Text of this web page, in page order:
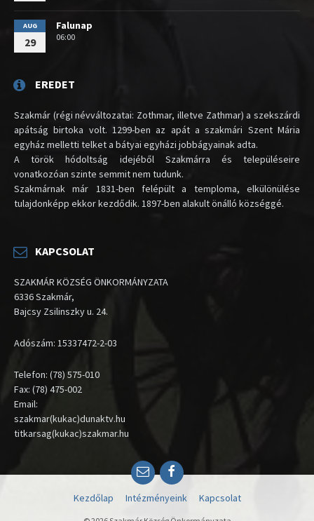
AUG
29
Falunap
06:00
EREDET
Szakmár (régi névváltozatai: Zothmar, illetve Zathmar) a szekszárdi
apátság birtoka volt. 1299-ben az apát a szakmári Szent Mária
egyház melletti telket a bátyai egyházi jobbágyainak adta.
A török hódoltság idejéből Szakmárra és településeire
vonatkozóan szinte semmit nem tudunk.
Szakmárnak már 1831-ben felépült a temploma, elkülönülése
tulajdonképp ekkor kezdődik. 1897-ben alakult önálló községgé.
KAPCSOLAT
SZAKMÁR KÖZSÉG ÖNKORMÁNYZATA
6336 Szakmár,
Bajcsy Zsilinszky u. 24.
Adószám: 15337472-2-03
Telefon: (78) 575-010
Fax: (78) 475-002
Email:
szakmar(kukac)dunaktv.hu
titkarsag(kukac)szakmar.hu
EmailFacebook
Kezdőlap Intézményeink Kapcsolat